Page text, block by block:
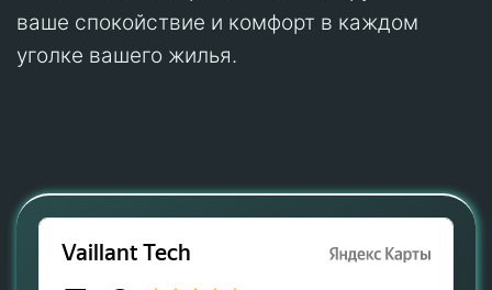
ваше спокойствие и комфорт в каждом
уголке вашего жилья.